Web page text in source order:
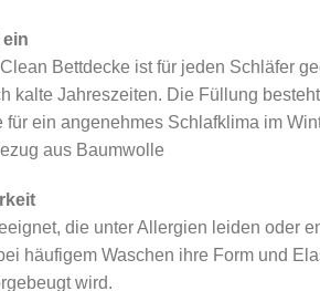
Bettdecke ist für jeden Schläfer
kalte Jahreszeiten. Die Füllung
ein angenehmes Schlafklima im
aus Baumwolle
die unter Allergien leiden oder
häufigem Waschen ihre Form und
wird.